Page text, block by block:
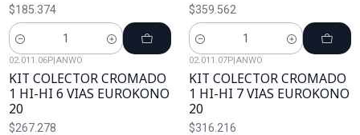
$185.374
Cantidad
$359.562
Cantidad
02.011.06P ANWO
KIT COLECTOR CROMADO
1 HI-HI 6 VIAS EUROKONO
20
$267.278
02.011.07P ANWO
KIT COLECTOR CROMADO
1 HI-HI 7 VIAS EUROKONO
20
$316.216